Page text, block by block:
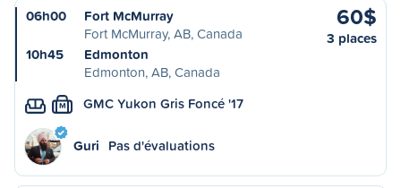
06h00
Fort McMurray
Fort McMurray, AB, Canada
10h45
Edmonton
Edmonton, AB, Canada
60$
3 places
M GMC Yukon Gris Foncé '17
Guri Pas d'évaluations